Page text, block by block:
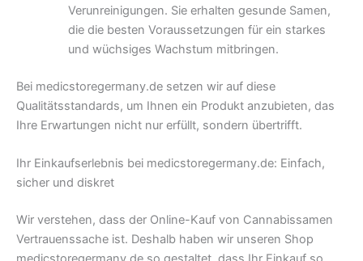
Verunreinigungen. Sie erhalten gesunde Samen,
die die besten Voraussetzungen für ein starkes
und wüchsiges Wachstum mitbringen.
Bei medicstoregermany.de setzen wir auf diese
Qualitätsstandards, um Ihnen ein Produkt anzubieten, das
Ihre Erwartungen nicht nur erfüllt, sondern übertrifft.
Ihr Einkaufserlebnis bei medicstoregermany.de: Einfach,
sicher und diskret
Wir verstehen, dass der Online-Kauf von Cannabissamen
Vertrauenssache ist. Deshalb haben wir unseren Shop